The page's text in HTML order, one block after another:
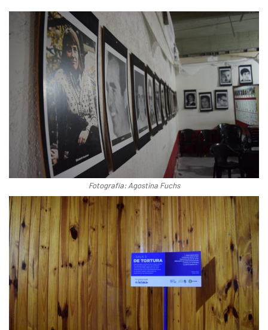
Fotografía: Agostina Fuchs